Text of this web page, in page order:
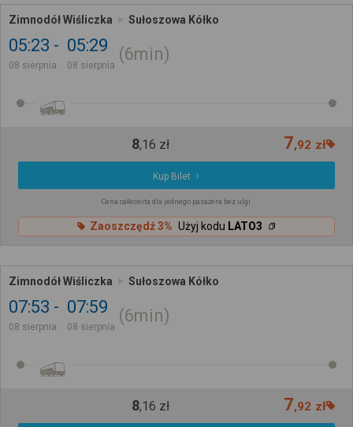
Zimnodół Wiśliczka Sułoszowa Kółko
05:23
08 sierpnia
05:29
08 sierpnia
6min
8,16 zł 7,92 zł
Kup Bilet
Cena całkowita dla jednego pasażera bez ulgi
Zaoszczędź 3% Użyj kodu LATO3
Zimnodół Wiśliczka Sułoszowa Kółko
07:53
08 sierpnia
07:59
08 sierpnia
6min
8,16 zł 7,92 zł